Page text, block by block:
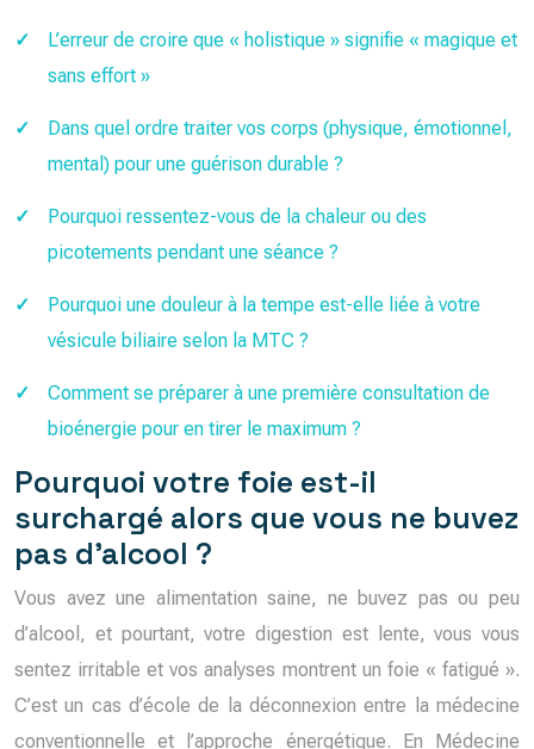
L’erreur de croire que « holistique » signifie « magique et
sans effort »
Dans quel ordre traiter vos corps (physique, émotionnel,
mental) pour une guérison durable ?
Pourquoi ressentez-vous de la chaleur ou des
picotements pendant une séance ?
Pourquoi une douleur à la tempe est-elle liée à votre
vésicule biliaire selon la MTC ?
Comment se préparer à une première consultation de
bioénergie pour en tirer le maximum ?
Pourquoi votre foie est-il
surchargé alors que vous ne buvez
pas d’alcool ?
Vous avez une alimentation saine, ne buvez pas ou peu
d’alcool, et pourtant, votre digestion est lente, vous vous
sentez irritable et vos analyses montrent un foie « fatigué ».
C’est un cas d’école de la déconnexion entre la médecine
conventionnelle et l’approche énergétique. En Médecine